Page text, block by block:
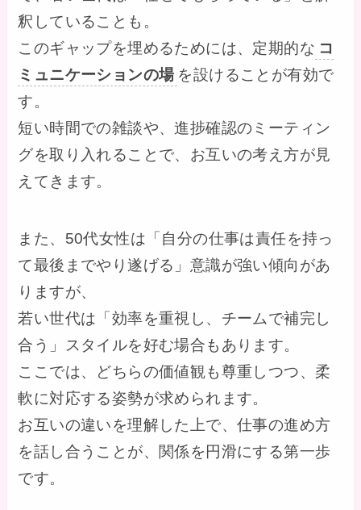
釈していることも。
このギャップを埋めるためには、定期的な コ
ミュニケーションの場 を設けることが有効で
す。
短い時間での雑談や、進捗確認のミーティン
グを取り入れることで、お互いの考え方が見
えてきます。
また、50代女性は「自分の仕事は責任を持っ
て最後までやり遂げる」意識が強い傾向があ
りますが、
若い世代は「効率を重視し、チームで補完し
合う」スタイルを好む場合もあります。
ここでは、どちらの価値観も尊重しつつ、柔
軟に対応する姿勢が求められます。
お互いの違いを理解した上で、仕事の進め方
を話し合うことが、関係を円滑にする第一歩
です。